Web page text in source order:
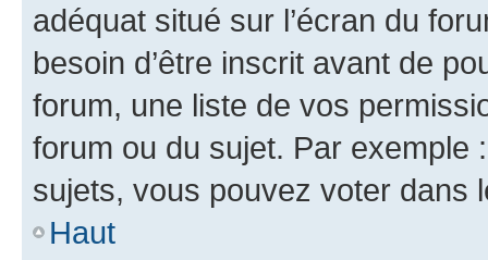
adéquat situé sur l’écran du
besoin d’être inscrit avant de
forum, une liste de vos
forum ou du sujet. Par exemple
sujets, vous pouvez voter dans
Haut